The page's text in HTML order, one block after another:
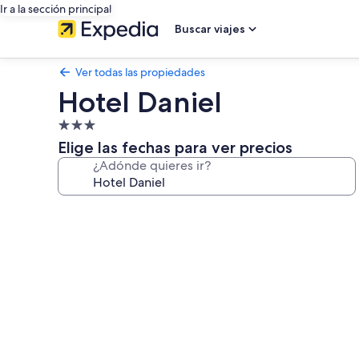
Ir a la sección principal
Buscar viajes
Ver todas las propiedades
Hotel Daniel
Propiedad
de
3.0
estrellas
Elige las fechas para ver precios
¿Adónde quieres ir?